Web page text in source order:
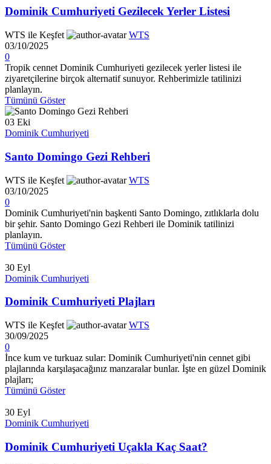
Dominik Cumhuriyeti Gezilecek Yerler Listesi
WTS ile Keşfet
WTS
03/10/2025
0
Tropik cennet Dominik Cumhuriyeti gezilecek yerler listesi ile
ziyaretçilerine birçok alternatif sunuyor. Rehberimizle tatilinizi
planlayın.
Tümünü Göster
03 Eki
Dominik Cumhuriyeti
Santo Domingo Gezi Rehberi
WTS ile Keşfet
WTS
03/10/2025
0
Dominik Cumhuriyeti'nin başkenti Santo Domingo, zıtlıklarla dolu
bir şehir. Santo Domingo Gezi Rehberi ile Dominik tatilinizi
planlayın.
Tümünü Göster
30 Eyl
Dominik Cumhuriyeti
Dominik Cumhuriyeti Plajları
WTS ile Keşfet
WTS
30/09/2025
0
İnce kum ve turkuaz sular: Dominik Cumhuriyeti'nin cennet gibi
plajlarında karşılaşacağınız manzaralar bunlar. İşte en güzel Dominik
plajları;
Tümünü Göster
30 Eyl
Dominik Cumhuriyeti
Dominik Cumhuriyeti Uçakla Kaç Saat?